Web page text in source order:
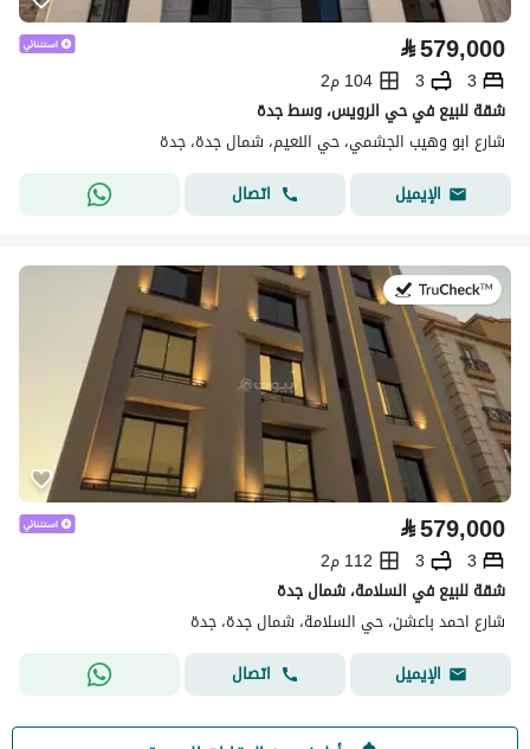
⃁579,000
3
3
104 م2
شقة للبيع في حي الرويس، وسط جدة
شارع ابو وهيب الجشمي، حي النعيم، شمال جدة، جدة
الإيميل
اتصال
في:8 يوليو 2026
⃁579,000
3
3
112 م2
شقة للبيع في السلامة، شمال جدة
شارع احمد باعشن، حي السلامة، شمال جدة، جدة
الإيميل
اتصال